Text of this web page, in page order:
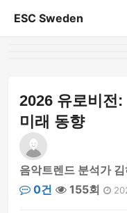
ESC Sweden
2026 유로비전:
미래 동향
음악트렌드 분석가
0건
155회